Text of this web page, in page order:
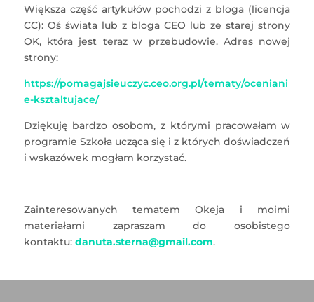
Większa część artykułów pochodzi z bloga (licencja
CC): Oś świata lub z bloga CEO lub ze starej strony
OK, która jest teraz w przebudowie. Adres nowej
strony:
https://pomagajsieuczyc.ceo.org.pl/tematy/oceniani
e-ksztaltujace/
Dziękuję bardzo osobom, z którymi pracowałam w
programie Szkoła ucząca się i z których doświadczeń
i wskazówek mogłam korzystać.
Zainteresowanych tematem Okeja i moimi
materiałami zapraszam do osobistego
kontaktu: danuta.sterna@gmail.com.